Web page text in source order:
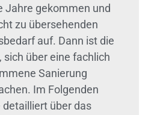
Jahre gekommen und
zu übersehenden
auf. Dann ist die
über eine fachlich
Sanierung
Im Folgenden
über das